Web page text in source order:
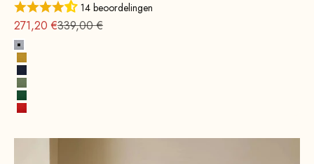
14 beoordelingen
Aanbieding vanaf
271,20 €Normale
339,00 €
Steengrijs
Mosterdgeel
Inktblauw
Lentegroen
Bladgroen
Vuurrood